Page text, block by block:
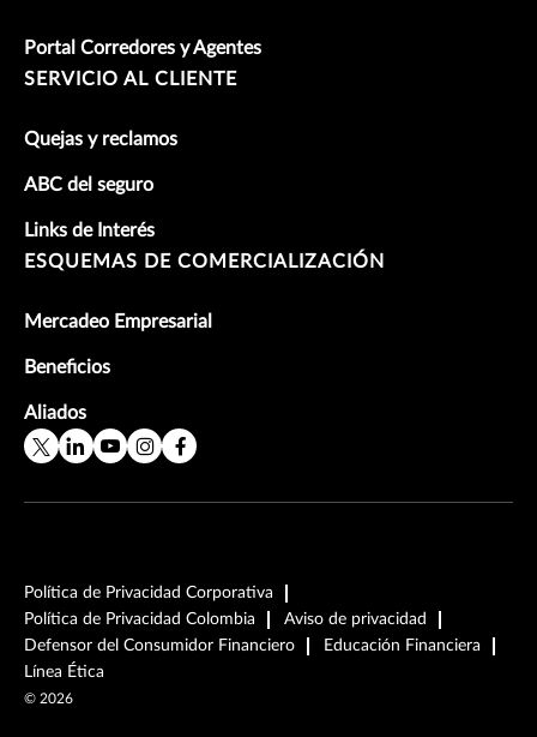
Portal Corredores y Agentes
SERVICIO AL CLIENTE
Quejas y reclamos
ABC del seguro
Links de Interés
ESQUEMAS DE COMERCIALIZACIÓN
Mercadeo Empresarial
Beneficios
Aliados
Política de Privacidad Corporativa
Política de Privacidad Colombia
Aviso de privacidad
Defensor del Consumidor Financiero
Educación Financiera
Línea Ética
© 2026